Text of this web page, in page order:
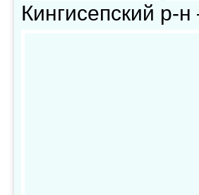
Кингисепский р-